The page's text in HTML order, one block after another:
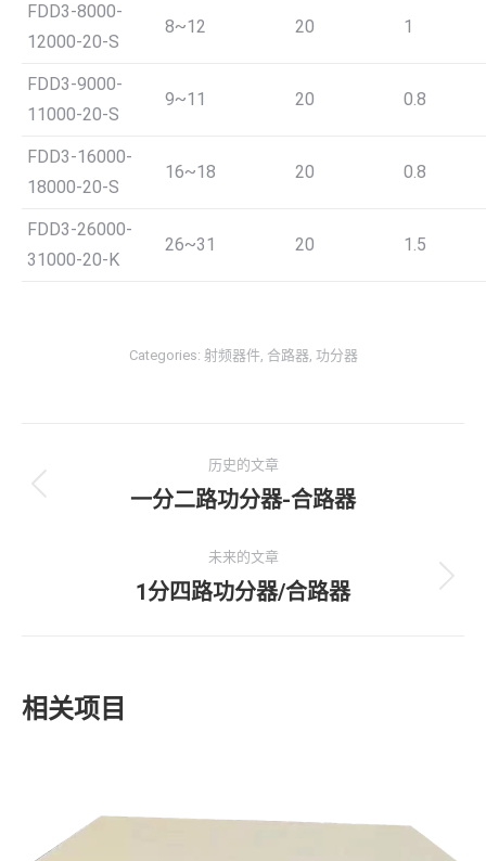
FDD3-8000-
12000-20-S
8~12 20 1
FDD3-9000-
11000-20-S
9~11 20 0.8
FDD3-16000-
18000-20-S
16~18 20 0.8
FDD3-26000-
31000-20-K
26~31 20 1.5
Categories: 射频器件, 合路器, 功分器
目
历史的文章
上
个
项
一分二路功分器-合路器
未来的文章
下
1分四路功分器/合路器
相关项目